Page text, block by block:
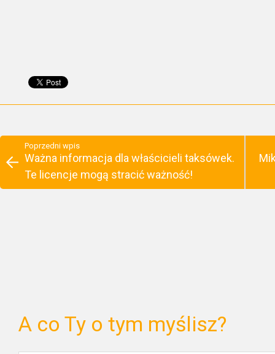
Poprzedni wpis
Ważna informacja dla właścicieli taksówek.
Te licencje mogą stracić ważność!
A co Ty o tym myślisz?